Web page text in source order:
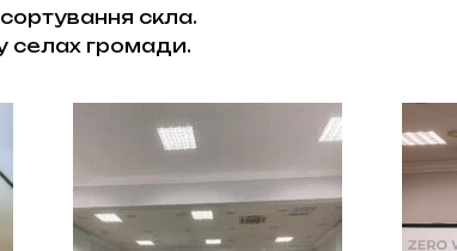
скла.
селах громади.